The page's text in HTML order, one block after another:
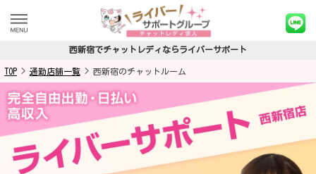
西新宿でチャットレディならライバーサポート
TOP > 通勤店舗一覧 > 西新宿のチャットルーム